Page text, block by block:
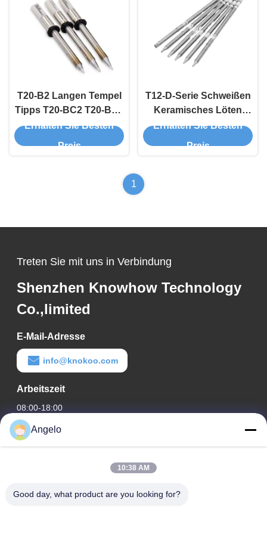
T20-B2 Langen Tempel
Tipps T20-BC2 T20-BC3
Lötwasser Tipps OEM
Erhalten Sie Besten
Preis
T12-D-Serie Schweißen
Keramisches Löten
Eisen Spitzen
Erhalten Sie Besten
Preis
1
Treten Sie mit uns in Verbindung
Shenzhen Knowhow Technology
Co.,limited
E-Mail-Adresse
info@knokoo.com
Arbeitszeit
08:00-18:00
Unsere Adresse
Zimmer 1508, Taojing Business Building, Minbao Road,
Guangdong
Angelo
10:38 AM
Good day, what product are you looking for?